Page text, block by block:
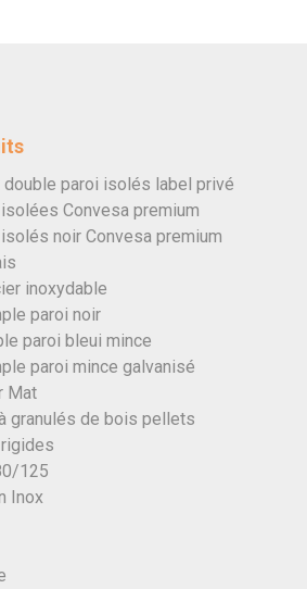
double paroi isolés label privé
Convesa premium
noir Convesa premium
inoxydable
paroi noir
paroi bleui mince
paroi mince galvanisé
Mat
granulés de bois pellets
125
Inox